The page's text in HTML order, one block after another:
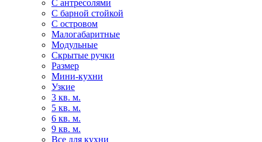
С антресолями
С барной стойкой
С островом
Малогабаритные
Модульные
Скрытые ручки
Размер
Мини-кухни
Узкие
3 кв. м.
5 кв. м.
6 кв. м.
9 кв. м.
Все для кухни